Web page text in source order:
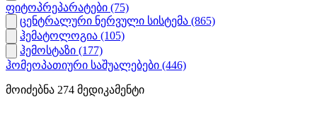
ფიტოპრეპარატები (75)
ცენტრალური ნერვული სისტემა (865)
ჰემატოლოგია (105)
ჰემოსტაზი (177)
ჰომეოპათიური საშუალებები (446)
მოიძებნა 274 მედიკამენტი